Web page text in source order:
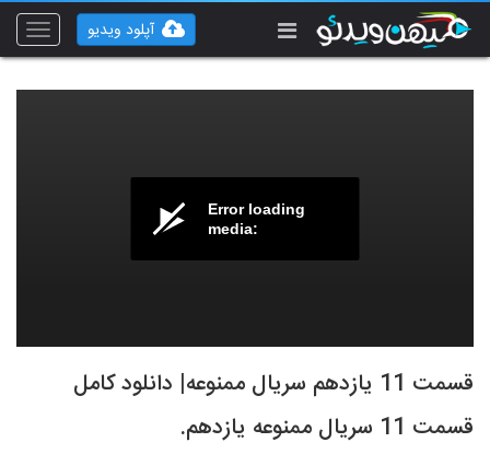
Toggle
آپلود ویدیو
Error loading
media:
قسمت 11 یازدهم سریال ممنوعه| دانلود کامل
قسمت 11 سریال ممنوعه یازدهم.